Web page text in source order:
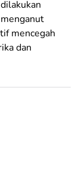
mencegah
dan